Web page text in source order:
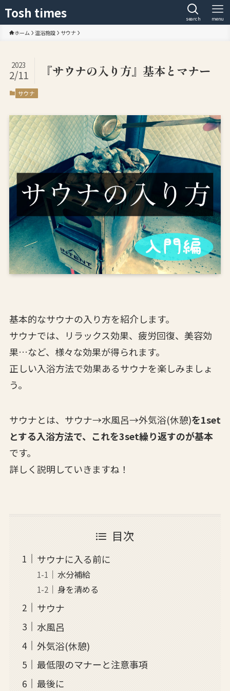
Tosh times search menu
ホーム 温浴施設 サウナ
『サウナの入り方』基本とマナー
2023
2/11
サウナ
基本的なサウナの入り方を紹介します。
サウナでは、
リラックス効果、疲労回復、美容効
果…など、様々な効果が得られます。
正しい入浴方法で効果あるサウナを楽しみましょ
う。
サウナとは、 サウナ→水風呂→外気浴(休憩)を1set
とする入浴方法で、これを3set繰り返すのが基本
です。
詳しく説明していきますね！
目次
サウナに入る前に
水分補給
身を清める
サウナ
水風呂
外気浴(休憩)
最低限のマナーと注意事項
最後に